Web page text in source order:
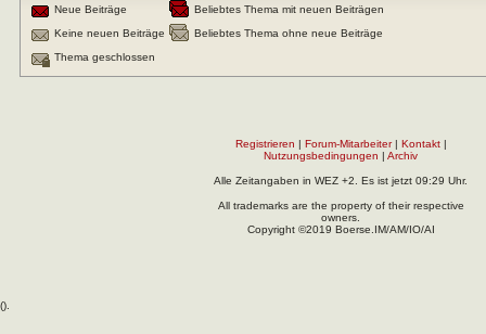
Neue Beiträge
Beliebtes Thema mit neuen Beiträgen
Keine neuen Beiträge
Beliebtes Thema ohne neue Beiträge
Thema geschlossen
Registrieren | Forum-Mitarbeiter| Kontakt|
Nutzungsbedingungen | Archiv
Alle Zeitangaben in WEZ +2. Es ist jetzt 09:29 Uhr.
All trademarks are the property of their respective
owners.
Copyright ©2019 Boerse.IM/AM/IO/AI
().